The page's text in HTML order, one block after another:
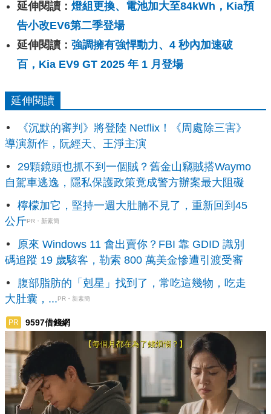
延伸閱讀： 燈組更換、電池加大至84kWh，Kia預
告小改EV6第二季登場
延伸閱讀： 強調擁有強悍動力、4 秒內加速破
百，Kia EV9 GT 2025 年 1 月登場
延伸閱讀
《沉默的審判》將登陸 Netflix！《周處除三害》
導演新作，阮經天、王淨主演
29顆鏡頭也抓不到一個賊？舊金山竊賊搭Waymo
自駕車逃逸，隱私保護政策竟成警方辦案最大阻礙
檸檬加它，堅持一週大肚腩不見了，重新回到45
公斤PR・新素簡
原來 Windows 11 會出賣你？FBI 靠 GDID 識別
碼追蹤 19 歲駭客，勒索 800 萬美金慘遭引渡受審
腹部脂肪的「剋星」找到了，常吃這幾物，吃走
大肚囊，...PR・新素簡
PR 9597借錢網